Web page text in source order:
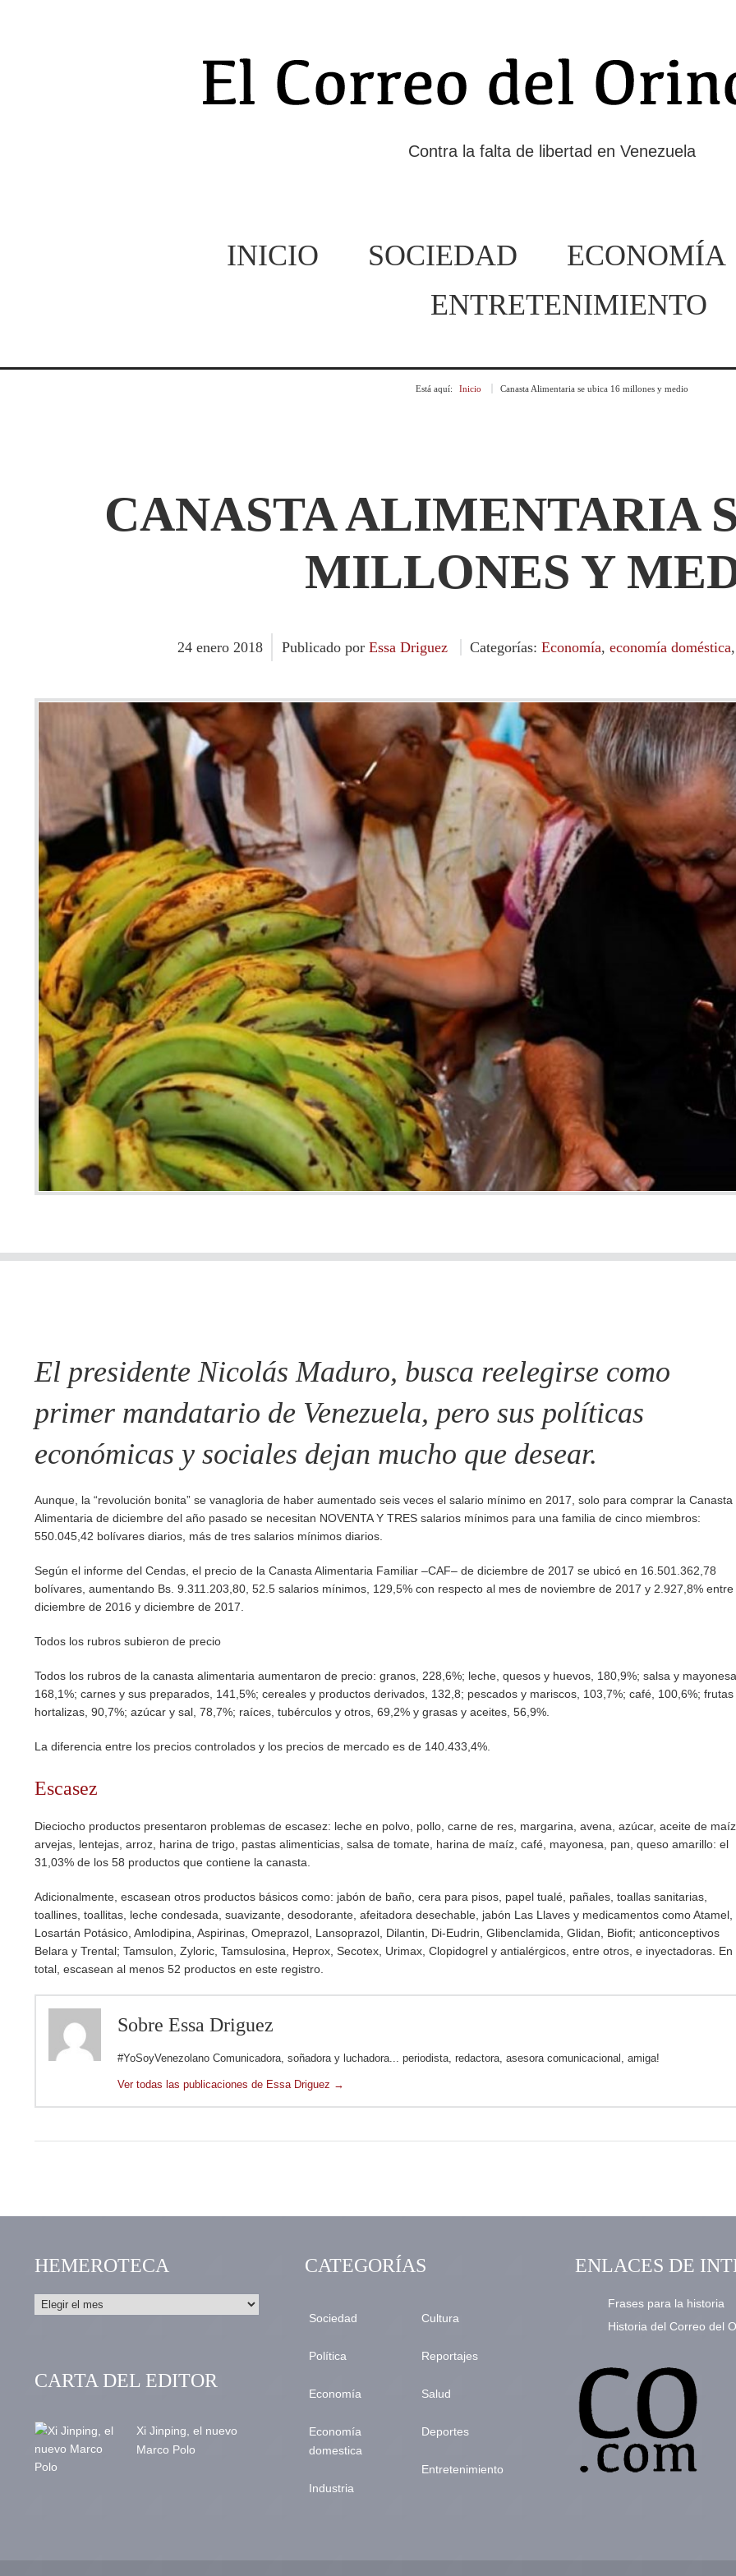
Contra la falta de libertad en Venezuela
INICIO SOCIEDAD ECONOMÍA
ENTRETENIMIENTO
Está aquí: Inicio Canasta Alimentaria se ubica 16 millones y medio
CANASTA ALIMENTARIA
MILLONES Y
24 enero 2018 Publicado por Essa Driguez Categorías: Economía, economía doméstica,
El presidente Nicolás Maduro, busca reelegirse como
primer mandatario de Venezuela, pero sus políticas
económicas y sociales dejan mucho que desear.
Aunque, la “revolución bonita” se vanagloria de haber aumentado seis veces el salario mínimo en 2017, solo para comprar la Canasta
Alimentaria de diciembre del año pasado se necesitan NOVENTA Y TRES salarios mínimos para una familia de cinco miembros:
550.045,42 bolívares diarios, más de tres salarios mínimos diarios.
Según el informe del Cendas, el precio de la Canasta Alimentaria Familiar –CAF– de diciembre de 2017 se ubicó en 16.501.362,78
bolívares, aumentando Bs. 9.311.203,80, 52.5 salarios mínimos, 129,5% con respecto al mes de noviembre de 2017 y 2.927,8% entre
diciembre de 2016 y diciembre de 2017.
Todos los rubros subieron de precio
Todos los rubros de la canasta alimentaria aumentaron de precio: granos, 228,6%; leche, quesos y huevos, 180,9%; salsa y
168,1%; carnes y sus preparados, 141,5%; cereales y productos derivados, 132,8; pescados y mariscos, 103,7%; café, 100,6%; frutas
hortalizas, 90,7%; azúcar y sal, 78,7%; raíces, tubérculos y otros, 69,2% y grasas y aceites, 56,9%.
La diferencia entre los precios controlados y los precios de mercado es de 140.433,4%.
Escasez
Dieciocho productos presentaron problemas de escasez: leche en polvo, pollo, carne de res, margarina, avena, azúcar, aceite de
arvejas, lentejas, arroz, harina de trigo, pastas alimenticias, salsa de tomate, harina de maíz, café, mayonesa, pan, queso amarillo: el
31,03% de los 58 productos que contiene la canasta.
Adicionalmente, escasean otros productos básicos como: jabón de baño, cera para pisos, papel tualé, pañales, toallas sanitarias,
toallines, toallitas, leche condesada, suavizante, desodorante, afeitadora desechable, jabón Las Llaves y medicamentos como Atamel,
Losartán Potásico, Amlodipina, Aspirinas, Omeprazol, Lansoprazol, Dilantin, Di-Eudrin, Glibenclamida, Glidan, Biofit; anticonceptivos
Belara y Trental; Tamsulon, Zyloric, Tamsulosina, Heprox, Secotex, Urimax, Clopidogrel y antialérgicos, entre otros, e inyectadoras. En
total, escasean al menos 52 productos en este registro.
Sobre Essa Driguez
#YoSoyVenezolano Comunicadora, soñadora y luchadora... periodista, redactora, asesora comunicacional, amiga!
Ver todas las publicaciones de Essa Driguez →
HEMEROTECA
CARTA DEL EDITOR
Xi Jinping, el nuevo
Marco Polo
CATEGORÍAS
Sociedad
Política
Economía
Economía
domestica
Industria
Cultura
Reportajes
Salud
Deportes
Entretenimiento
ENLACES DE
Frases para la historia
Historia del Correo del